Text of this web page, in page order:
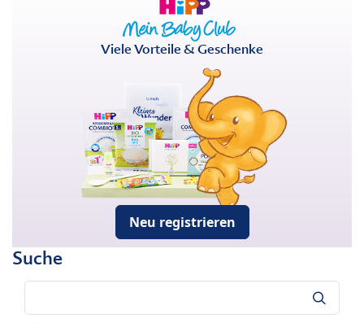
Viele Vorteile & Geschenke
Neu registrieren
Suche